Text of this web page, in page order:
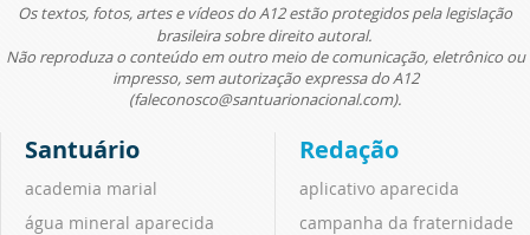
Os textos, fotos, artes e vídeos do A12 estão protegidos pela legislação
brasileira sobre direito autoral.
Não reproduza o conteúdo em outro meio de comunicação, eletrônico ou
impresso, sem autorização expressa do A12
(faleconosco@santuarionacional.com).
Santuário
academia marial
água mineral aparecida
Redação
aplicativo aparecida
campanha da fraternidade